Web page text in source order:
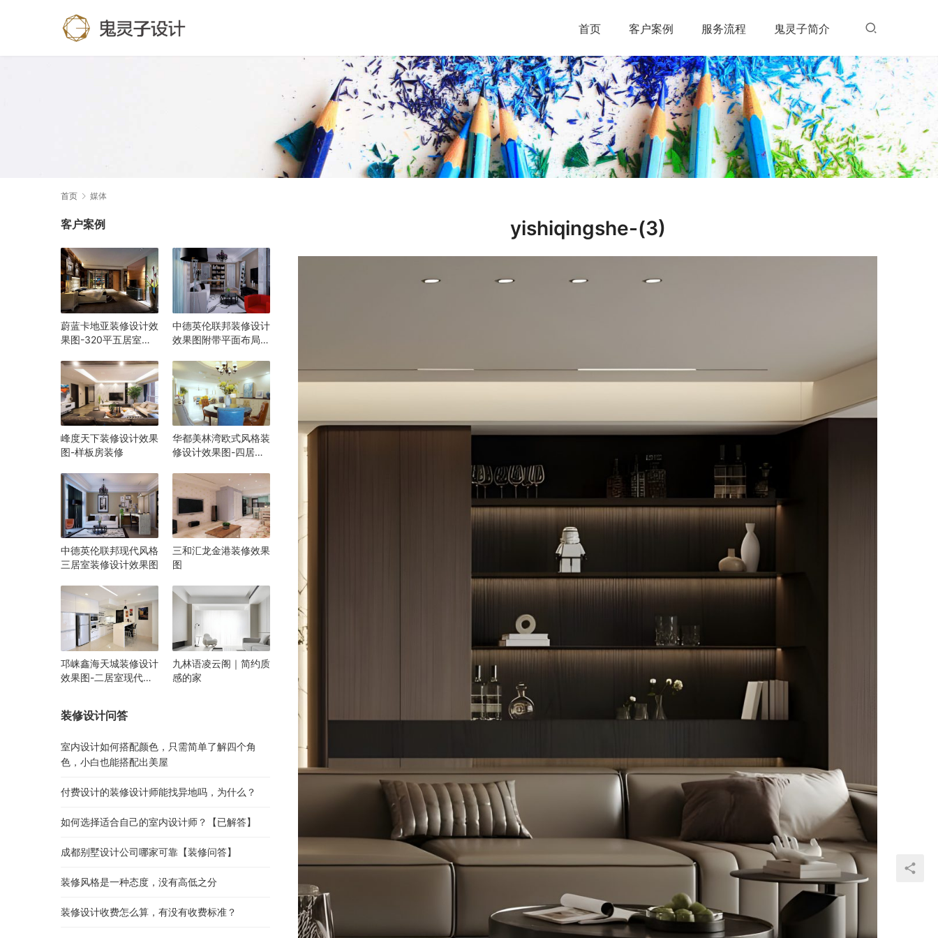
首页 客户案例 服务流程 鬼灵子简介
首页 媒体
yishiqingshe-(3)
客户案例
蔚蓝卡地亚装修设计效
果图-320平五居室现
中德英伦联邦装修设计
效果图附带平面布局图
峰度天下装修设计效果
图-样板房装修
华都美林湾欧式风格装
修设计效果图-四居室
中德英伦联邦现代风格
三居室装修设计效果图
三和汇龙金港装修效果
图
邛崃鑫海天城装修设计
效果图-二居室现代风
九林语凌云阁｜简约质
感的家
装修设计问答
室内设计如何搭配颜色，只需简单了解四个角
色，小白也能搭配出美屋
付费设计的装修设计师能找异地吗，为什么？
如何选择适合自己的室内设计师？【已解答】
成都别墅设计公司哪家可靠【装修问答】
装修风格是一种态度，没有高低之分
装修设计收费怎么算，有没有收费标准？